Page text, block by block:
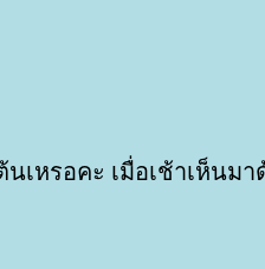
หรอคะ เมื่อเช้าเห็นมา